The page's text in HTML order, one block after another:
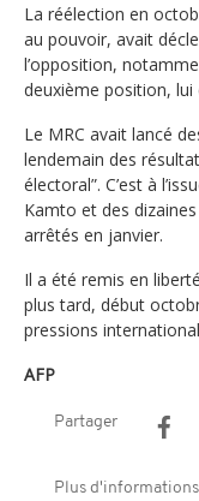
La réélection en
au pouvoir, avait
l’opposition,
deuxième position,
Le MRC avait lancé
lendemain des
électoral”. C’est à
Kamto et des
arrêtés en janvier.
Il a été remis en
plus tard, début
pressions
AFP
Partager
Plus